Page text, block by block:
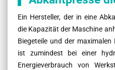
Ein Hersteller, der in eine
die Kapazität der Maschine
Biegeteile und der
ist zumindest bei einer
Energieverbrauch von